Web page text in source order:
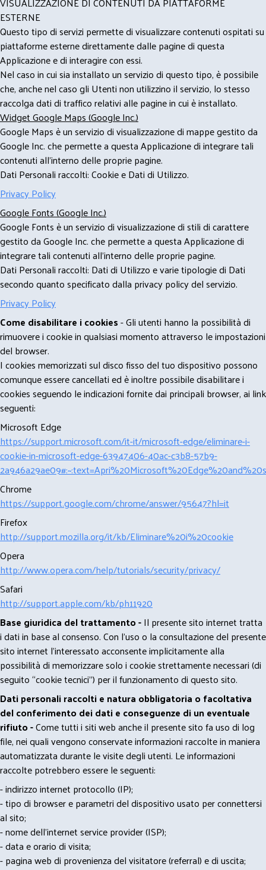
ESTERNE
Questo tipo di servizi permette di visualizzare contenuti ospitati su
piattaforme esterne direttamente dalle pagine di questa
Applicazione e di interagire con essi.
Nel caso in cui sia installato un servizio di questo tipo, è possibile
che, anche nel caso gli Utenti non utilizzino il servizio, lo stesso
raccolga dati di traffico relativi alle pagine in cui è installato.
Widget Google Maps (Google Inc.)
Google Maps è un servizio di visualizzazione di mappe gestito da
Google Inc. che permette a questa Applicazione di integrare tali
contenuti all'interno delle proprie pagine.
Dati Personali raccolti: Cookie e Dati di Utilizzo.
Privacy Policy
Google Fonts (Google Inc.)
Google Fonts è un servizio di visualizzazione di stili di carattere
gestito da Google Inc. che permette a questa Applicazione di
integrare tali contenuti all'interno delle proprie pagine.
Dati Personali raccolti: Dati di Utilizzo e varie tipologie di Dati
secondo quanto specificato dalla privacy policy del servizio.
Privacy Policy
Come disabilitare i cookies- Gli utenti hanno la possibilità di
rimuovere i cookie in qualsiasi momento attraverso le impostazioni
del browser.
I cookies memorizzati sul disco fisso del tuo dispositivo possono
comunque essere cancellati ed è inoltre possibile disabilitare i
cookies seguendo le indicazioni fornite dai principali browser, ai link
seguenti:
Microsoft Edge
https://support.microsoft.com/it-it/microsoft-edge/eliminare-i-
cookie-in-microsoft-edge-63947406-40ac-c3b8-57b9-
Chrome
https://support.google.com/chrome/answer/95647?hl=it
Firefox
http://support.mozilla.org/it/kb/Eliminare%20i%20cookie
Opera
http://www.opera.com/help/tutorials/security/privacy/
Safari
http://support.apple.com/kb/ph11920
Base giuridica del trattamento -Il presente sito internet tratta
i dati in base al consenso. Con l'uso o la consultazione del presente
sito internet l’interessato acconsente implicitamente alla
possibilità di memorizzare solo i cookie strettamente necessari (di
seguito “cookie tecnici”) per il funzionamento di questo sito.
Dati personali raccolti e natura obbligatoria o facoltativa
del conferimento dei dati e conseguenze di un eventuale
rifiuto -Come tutti i siti web anche il presente sito fa uso di log
file, nei quali vengono conservate informazioni raccolte in maniera
automatizzata durante le visite degli utenti. Le informazioni
raccolte potrebbero essere le seguenti:
- indirizzo internet protocollo (IP);
- tipo di browser e parametri del dispositivo usato per connettersi
al sito;
- nome dell'internet service provider (ISP);
- data e orario di visita;
- pagina web di provenienza del visitatore (referral) e di uscita;